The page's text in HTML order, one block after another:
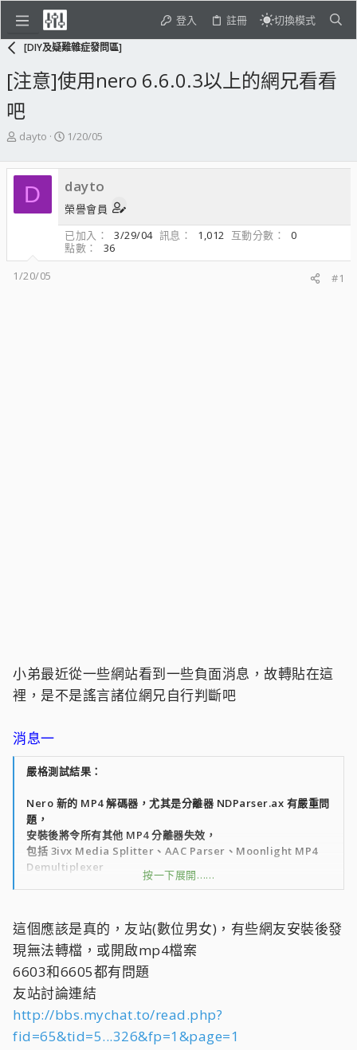
登入 註冊 切換模式
[DIY及疑難雜症發問區]
[注意]使用nero 6.6.0.3以上的網兄看看
吧
主
發
起
人
dayto
開
日
期
1/20/05
D dayto
榮譽會員
已加入
3/29/04 訊息 1,012 互動分數
0
點數
36
1/20/05
#1
小弟最近從一些網站看到一些負面消息，故轉貼在這
裡，是不是謠言諸位網兄自行判斷吧
消息一
嚴格測試結果：
Nero 新的 MP4 解碼器，尤其是分離器 NDParser.ax 有嚴重問
題，
安裝後將令所有其他 MP4 分離器失效，
包括 3ivx Media Splitter、AAC Parser、Moonlight MP4
Demultiplexer
幾乎所有相似弁鉦ㄚ~都會被破壞，
Nero 的分離器不錯，在 ShowTime 幾乎實現所有要求，
包括内嵌字幕，多音軌切换等，
但不要以為只用 Nero MP4 解碼器就夠了，
Nero 除了對它自己剛推出的 AVC 編碼支援外，
對很多常規的媒體和需要用到的視頻解碼器兼容不佳！
而常用的刻錄弁遄A你能看出升級了這麼多多多版本，有什麼不
同嗎 ?
按一下展開……
這個應該是真的，友站(數位男女)，有些網友安裝後發
現無法轉檔，或開啟mp4檔案
6603和6605都有問題
友站討論連結
http://bbs.mychat.to/read.php?
fid=65&tid=5...326&fp=1&page=1